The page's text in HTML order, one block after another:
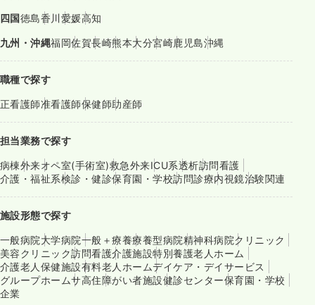
四国徳島香川愛媛高知
九州・沖縄福岡佐賀長崎熊本大分宮崎鹿児島沖縄
職種で探す
正看護師准看護師保健師助産師
担当業務で探す
病棟外来オペ室(手術室)救急外来ICU系透析訪問看護
介護・福祉系検診・健診保育園・学校訪問診療内視鏡治験関連
施設形態で探す
一般病院大学病院一般＋療養療養型病院精神科病院クリニック
美容クリニック訪問看護介護施設特別養護老人ホーム
介護老人保健施設有料老人ホームデイケア・デイサービス
グループホームサ高住障がい者施設健診センター保育園・学校
企業